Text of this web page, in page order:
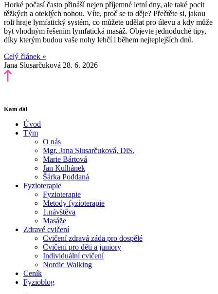
Horké počasí často přináší nejen příjemné letní dny, ale také pocit
těžkých a oteklých nohou. Víte, proč se to děje? Přečtěte si, jakou
roli hraje lymfatický systém, co můžete udělat pro úlevu a kdy může
být vhodným řešením lymfatická masáž. Objevte jednoduché tipy,
díky kterým budou vaše nohy lehčí i během nejteplejších dnů.
Celý článek »
Jana Slusarčuková 28. 6. 2026
Kam dál
Úvod
Tým
O nás
Mgr. Jana Slusarčuková, DiS.
Marie Bártová
Jan Kulhánek
Šárka Poddaná
Fyzioterapie
Fyzioterapie
Metody fyzioterapie
1.návštěva
Masáže
Zdravé cvičení
Cvičení zdravá záda pro dospělé
Cvičení pro děti a juniory
Individuální cvičení
Nordic Walking
Ceník
Fyzioblog